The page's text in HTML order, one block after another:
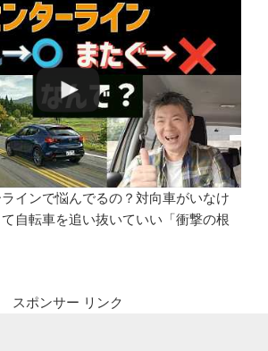
インで悩んでるの？対向車がいなけ
自転車を追い抜いていい「衝撃の根
スポンサー リンク